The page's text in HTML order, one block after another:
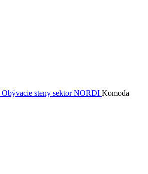
Obývacie steny sektorNORDI Komoda